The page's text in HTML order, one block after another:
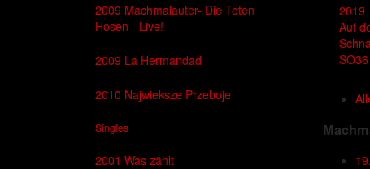
2019
Auf
SO36
2009 Machmalauter- Die Toten
Hosen - Live!
2009 La Hermandad
2010 Najwieksze Przeboje
Singles
2001 Was zählt